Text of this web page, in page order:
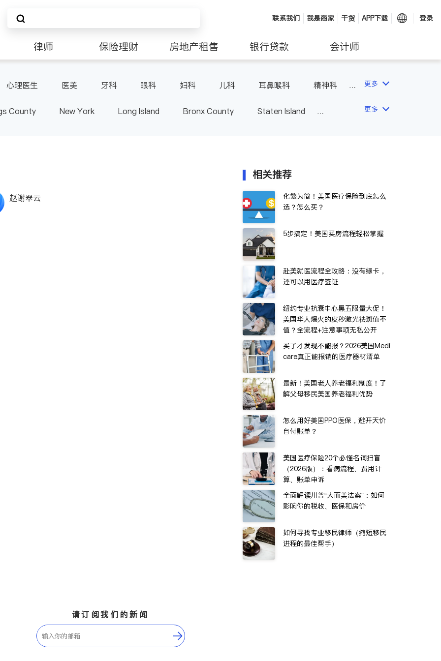
联系我们 我是商家 干货 APP下载 登录
律师 保险理财 房地产租售 银行贷款 会计师
心理医生 医美 牙科 眼科 妇科 儿科 耳鼻喉科
精神科
科
更多
County New York Long Island Bronx County
Staten Island
更多
赵谢翠云
相关推荐
化繁为简！美国医疗保险到底怎么
选？怎么买？
5步搞定！美国买房流程轻松掌握
赴美就医流程全攻略：没有绿卡，
还可以用医疗签证
纽约专业抗衰中心黑五限量大促！
美国华人爆火的皮秒激光祛斑值不
值？全流程+注意事项无私公开
买了才发现不能报？2026美国Medi
care真正能报销的医疗器材清单
最新！美国老人养老福利制度！了
解父母移民美国养老福利优势
怎么用好美国PPO医保，避开天价
自付账单？
美国医疗保险20个必懂名词扫盲
（2026版）：看病流程、费用计
算、账单申诉
全面解读川普“大而美法案”：如何
影响你的税收、医保和房价
如何寻找专业移民律师（缩短移民
进程的最佳帮手）
请订阅我们的新闻